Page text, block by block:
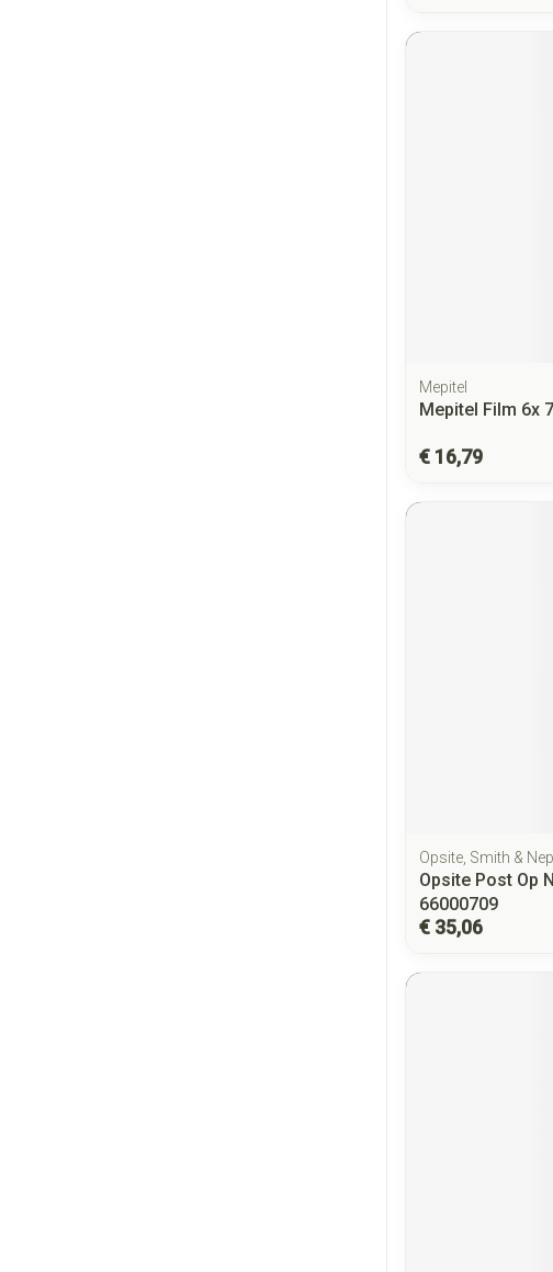
Mepitel
Mepitel Film 6x
€ 16,79
Opsite, Smith &
Opsite Post Op
66000709
€ 35,06